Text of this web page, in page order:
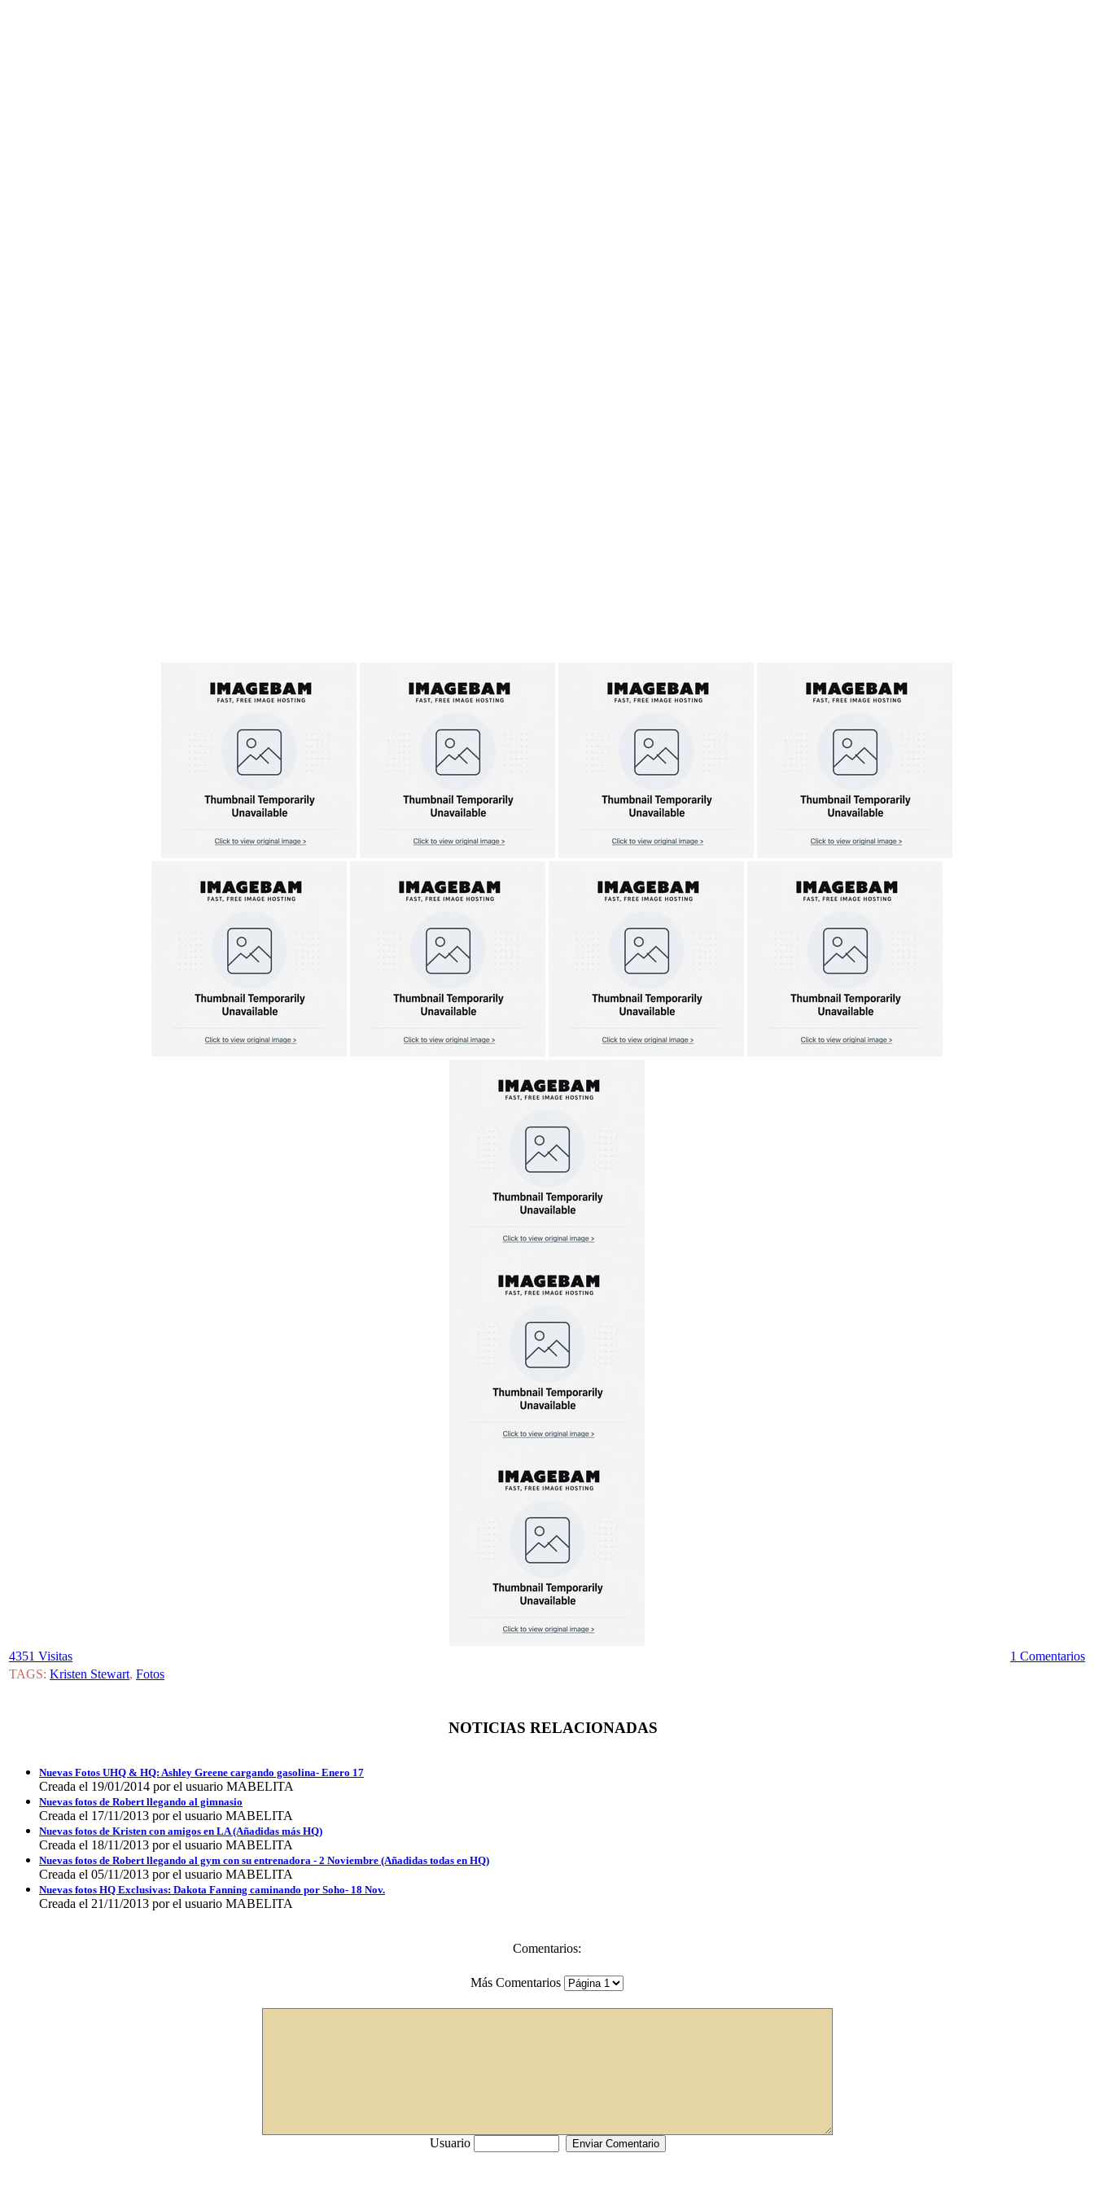
4351 Visitas
1 Comentarios
TAGS: Kristen Stewart, Fotos
NOTICIAS RELACIONADAS
Nuevas Fotos UHQ & HQ: Ashley Greene cargando gasolina- Enero 17
Creada el 19/01/2014 por el usuario MABELITA
Nuevas fotos de Robert llegando al gimnasio
Creada el 17/11/2013 por el usuario MABELITA
Nuevas fotos de Kristen con amigos en LA (Añadidas más HQ)
Creada el 18/11/2013 por el usuario MABELITA
Nuevas fotos de Robert llegando al gym con su entrenadora - 2 Noviembre (Añadidas todas en HQ)
Creada el 05/11/2013 por el usuario MABELITA
Nuevas fotos HQ Exclusivas: Dakota Fanning caminando por Soho- 18 Nov.
Creada el 21/11/2013 por el usuario MABELITA
Comentarios:
Más Comentarios
Usuario